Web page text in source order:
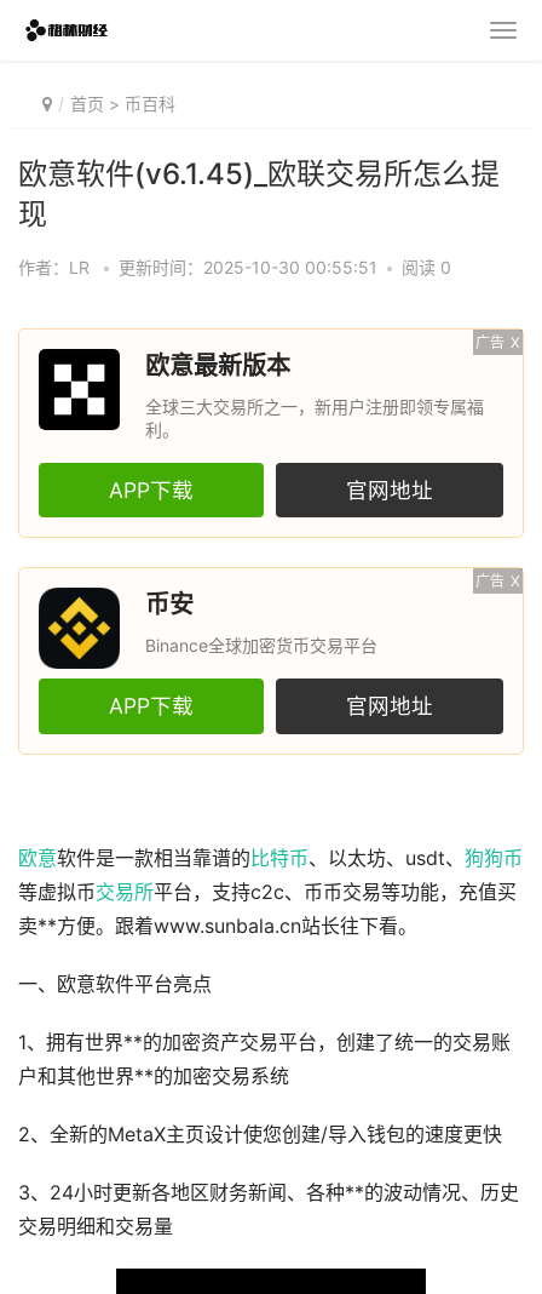
首页 > 币百科
欧意软件(v6.1.45)_欧联交易所怎么提
现
作者：LR • 更新时间：2025-10-30 00:55:51 • 阅读 0
广告 X
欧意最新版本
全球三大交易所之一，新用户注册即领专属福
利。
APP下载 官网地址
广告 X
币安
Binance全球加密货币交易平台
APP下载 官网地址
欧意软件是一款相当靠谱的 比特币、以太坊、usdt、 狗狗币
等虚拟币交易所平台，支持c2c、币币交易等功能，充值买
卖**方便。跟着www.sunbala.cn站长往下看。
一、欧意软件平台亮点
1、拥有世界**的加密资产交易平台，创建了统一的交易账
户和其他世界**的加密交易系统
2、全新的MetaX主页设计使您创建/导入钱包的速度更快
3、24小时更新各地区财务新闻、各种**的波动情况、历史
交易明细和交易量